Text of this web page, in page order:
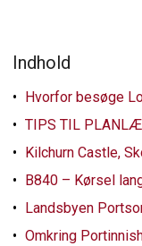
Indhold
Hvorfor besøge
TIPS TIL
Kilchurn Castle,
B840 – Kørsel
Landsbyen
Omkring